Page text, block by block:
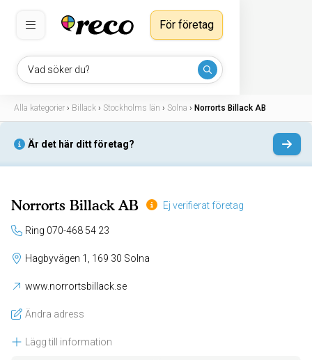
Vad söker du?
För företag
Alla kategorier › Billack › Stockholms län › Solna › Norrorts Billack AB
Är det här ditt företag?
Norrorts Billack AB Ej verifierat företag
Ring 070-468 54 23
Hagbyvägen 1, 169 30 Solna
www.norrortsbillack.se
Ändra adress
Lägg till information